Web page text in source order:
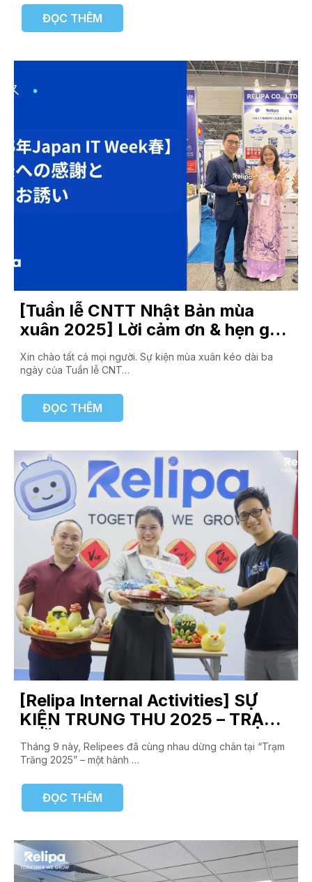
ĐỌC THÊM
[Tuần lễ CNTT Nhật Bản mùa
xuân 2025] Lời cảm ơn & hẹn gặp
lại ở sự kiện sau!
Xin chào tất cả mọi người. Sự kiện mùa xuân kéo dài ba
ngày của Tuần lễ CNT…
ĐỌC THÊM
[Relipa Internal Activities] SỰ
KIỆN TRUNG THU 2025 – TRẠM
TRĂNG 🌕
Tháng 9 này, Relipees đã cùng nhau dừng chân tại “Trạm
Trăng 2025” – một hành …
ĐỌC THÊM